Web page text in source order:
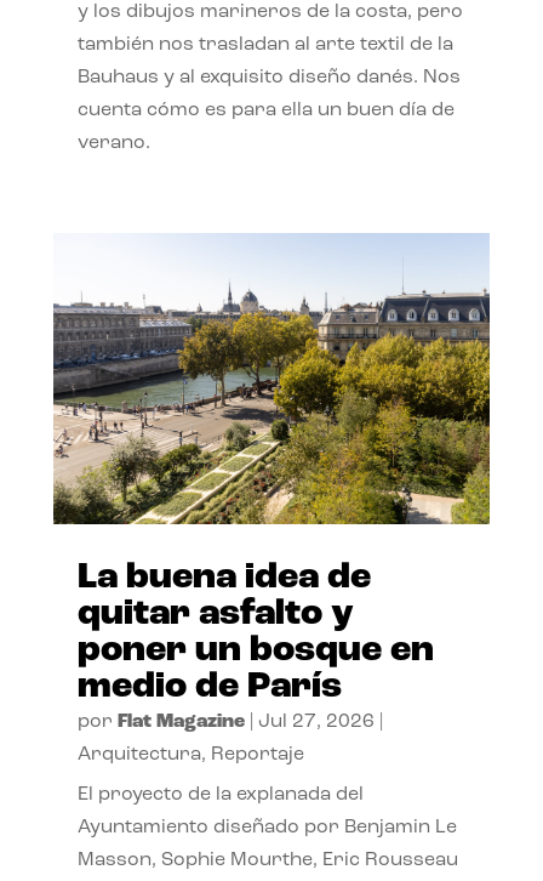
y los dibujos marineros de la costa, pero
también nos trasladan al arte textil de la
Bauhaus y al exquisito diseño danés. Nos
cuenta cómo es para ella un buen día de
verano.
La buena idea de
quitar asfalto y
poner un bosque en
medio de París
por Flat Magazine| Jul 27, 2026
Arquitectura, Reportaje
El proyecto de la explanada del
Ayuntamiento diseñado por Benjamin Le
Masson, Sophie Mourthe, Eric Rousseau